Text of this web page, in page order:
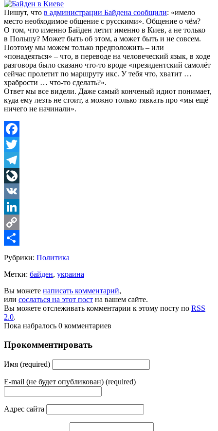
Пишут, что в администрации Байдена сообщили: «имело
место необходимое общение с русскими». Общение о чём?
О том, что именно Байден летит именно в Киев, а не только
в Польшу? Может быть об этом, а может быть и не совсем.
Поэтому мы можем только предположить – или
«понадеяться» – что, в переводе на человеческий язык, в ходе
разговора было сказано что-то вроде «президентский самолёт
сейчас пролетит по маршруту икс. У тебя что, хватит …
храбрости … что-то сделать?».
Ответ мы все видели. Даже самый конченый идиот понимает,
куда ему лезть не стоит, а можно только тявкать про «мы ещё
ничего не начинали».
Facebook
Twitter
Telegram
LiveJournal
VK
LinkedIn
Copy
Link
Share
Рубрики: Политика
Метки: байден, украина
Вы можете написать комментарий,
или сослаться на этот пост на вашем сайте.
Вы можете отслеживать комментарии к этому посту по RSS
2.0.
Пока набралось 0 комментариев
Прокомментировать
Имя (required)
E-mail (не будет опубликован) (required)
Адрес сайта